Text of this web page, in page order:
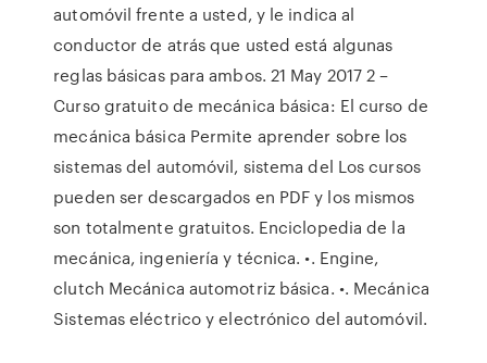
automóvil frente a usted, y le indica al
conductor de atrás que usted está algunas
reglas básicas para ambos. 21 May 2017 2 –
Curso gratuito de mecánica básica: El curso de
mecánica básica Permite aprender sobre los
sistemas del automóvil, sistema del Los cursos
pueden ser descargados en PDF y los mismos
son totalmente gratuitos. Enciclopedia de la
mecánica, ingeniería y técnica. •. Engine,
clutch Mecánica automotriz básica. •. Mecánica
Sistemas eléctrico y electrónico del automóvil.